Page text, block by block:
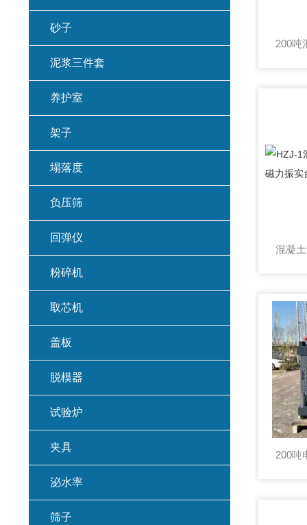
砂子
泥浆三件套
养护室
架子
塌落度
负压筛
回弹仪
粉碎机
取芯机
盖板
脱模器
试验炉
夹具
泌水率
筛子